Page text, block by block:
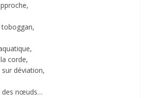
toboggan,
corde,
déviation,
des nœuds…